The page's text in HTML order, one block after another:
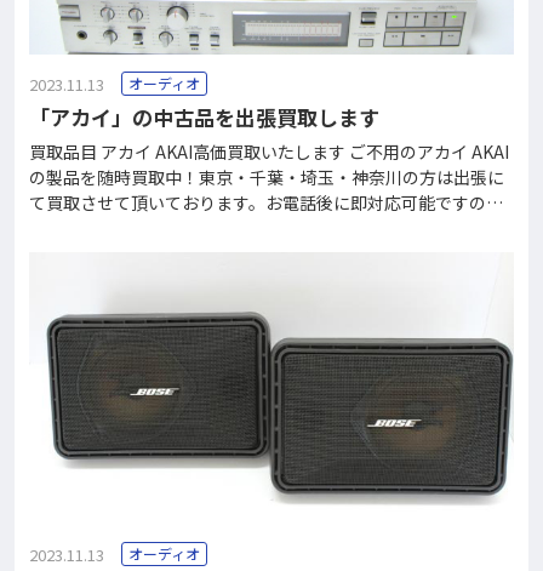
2023.11.13 オーディオ
「アカイ」の中古品を出張買取します
買取品目 アカイ AKAI高価買取いたします ご不用のアカイ AKAI
の製品を随時買取中！東京・千葉・埼玉・神奈川の方は出張に
て買取させて頂いております。お電話後に即対応可能ですので
トなどの製造を主に行なう会社として赤井三郎氏によって1946
年設立されたオーディオ機器メーカーです。 小型モーターの製
造を得意とし、1954年に日本企業として初めてテープレコーダ
ーの開発に成功したことで一躍有名となりました。 その後、オ
ープンリールデッキやカセットテープデッキなどを主軸商品と
した総合電
2023.11.13 オーディオ